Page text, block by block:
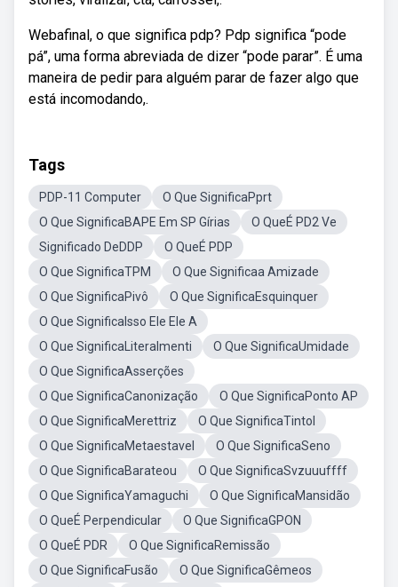
Webafinal, o que significa pdp? Pdp significa “pode
pá”, uma forma abreviada de dizer “pode parar”. É uma
maneira de pedir para alguém parar de fazer algo que
está incomodando,.
Tags
PDP-11 Computer
O Que SignificaPprt
O Que SignificaBAPE Em SP Gírias
O QueÉ PD2 Ve
Significado DeDDP
O QueÉ PDP
O Que SignificaTPM
O Que Significaa Amizade
O Que SignificaPivô
O Que SignificaEsquinquer
O Que SignificaIsso Ele Ele A
O Que SignificaLiteralmenti
O Que SignificaUmidade
O Que SignificaAsserções
O Que SignificaCanonização
O Que SignificaPonto AP
O Que SignificaMerettriz
O Que SignificaTintol
O Que SignificaMetaestavel
O Que SignificaSeno
O Que SignificaBarateou
O Que SignificaSvzuuuffff
O Que SignificaYamaguchi
O Que SignificaMansidão
O QueÉ Perpendicular
O Que SignificaGPON
O QueÉ PDR
O Que SignificaRemissão
O Que SignificaFusão
O Que SignificaGêmeos